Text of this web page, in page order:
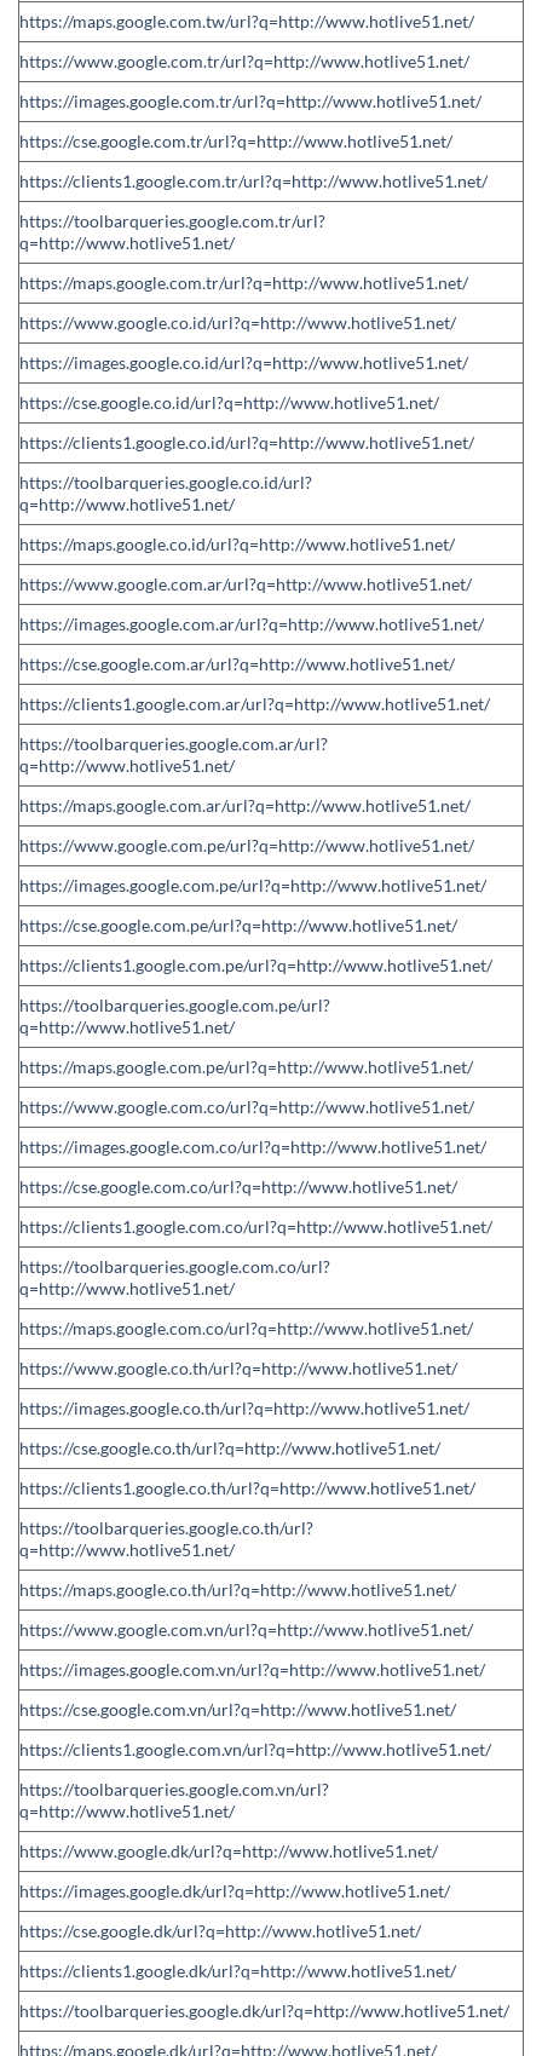
https://maps.google.com.tw/url?q=http://www.hotlive51.net/
https://www.google.com.tr/url?q=http://www.hotlive51.net/
https://images.google.com.tr/url?q=http://www.hotlive51.net/
https://cse.google.com.tr/url?q=http://www.hotlive51.net/
https://clients1.google.com.tr/url?q=http://www.hotlive51.net/
https://toolbarqueries.google.com.tr/url?
q=http://www.hotlive51.net/
https://maps.google.com.tr/url?q=http://www.hotlive51.net/
https://www.google.co.id/url?q=http://www.hotlive51.net/
https://images.google.co.id/url?q=http://www.hotlive51.net/
https://cse.google.co.id/url?q=http://www.hotlive51.net/
https://clients1.google.co.id/url?q=http://www.hotlive51.net/
https://toolbarqueries.google.co.id/url?
q=http://www.hotlive51.net/
https://maps.google.co.id/url?q=http://www.hotlive51.net/
https://www.google.com.ar/url?q=http://www.hotlive51.net/
https://images.google.com.ar/url?q=http://www.hotlive51.net/
https://cse.google.com.ar/url?q=http://www.hotlive51.net/
https://clients1.google.com.ar/url?q=http://www.hotlive51.net/
https://toolbarqueries.google.com.ar/url?
q=http://www.hotlive51.net/
https://maps.google.com.ar/url?q=http://www.hotlive51.net/
https://www.google.com.pe/url?q=http://www.hotlive51.net/
https://images.google.com.pe/url?q=http://www.hotlive51.net/
https://cse.google.com.pe/url?q=http://www.hotlive51.net/
https://clients1.google.com.pe/url?q=http://www.hotlive51.net/
https://toolbarqueries.google.com.pe/url?
q=http://www.hotlive51.net/
https://maps.google.com.pe/url?q=http://www.hotlive51.net/
https://www.google.com.co/url?q=http://www.hotlive51.net/
https://images.google.com.co/url?q=http://www.hotlive51.net/
https://cse.google.com.co/url?q=http://www.hotlive51.net/
https://clients1.google.com.co/url?q=http://www.hotlive51.net/
https://toolbarqueries.google.com.co/url?
q=http://www.hotlive51.net/
https://maps.google.com.co/url?q=http://www.hotlive51.net/
https://www.google.co.th/url?q=http://www.hotlive51.net/
https://images.google.co.th/url?q=http://www.hotlive51.net/
https://cse.google.co.th/url?q=http://www.hotlive51.net/
https://clients1.google.co.th/url?q=http://www.hotlive51.net/
https://toolbarqueries.google.co.th/url?
q=http://www.hotlive51.net/
https://maps.google.co.th/url?q=http://www.hotlive51.net/
https://www.google.com.vn/url?q=http://www.hotlive51.net/
https://images.google.com.vn/url?q=http://www.hotlive51.net/
https://cse.google.com.vn/url?q=http://www.hotlive51.net/
https://clients1.google.com.vn/url?q=http://www.hotlive51.net/
https://toolbarqueries.google.com.vn/url?
q=http://www.hotlive51.net/
https://www.google.dk/url?q=http://www.hotlive51.net/
https://images.google.dk/url?q=http://www.hotlive51.net/
https://cse.google.dk/url?q=http://www.hotlive51.net/
https://clients1.google.dk/url?q=http://www.hotlive51.net/
https://toolbarqueries.google.dk/url?q=http://www.hotlive51.net/
https://maps.google.dk/url?q=http://www.hotlive51.net/